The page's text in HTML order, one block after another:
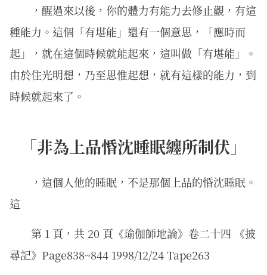
，醒過來以後，你的體力有能力去修止觀，有這
種能力。這個「有堪能」還有一個意思，「應時而
起」，就在這個時候就能起來，這叫做「有堪能」。
由於住光明想，乃至思惟起想，就有這樣的能力，到
時候就起來了。
「非為上品惛沈睡眠纏所制伏」
，這個人他的睡眠，不是那個上品的惛沈睡眠。
這
第 1 頁，共 20 頁《瑜伽師地論》卷二十四 《披
尋記》Page838~844 1998/12/24 Tape263